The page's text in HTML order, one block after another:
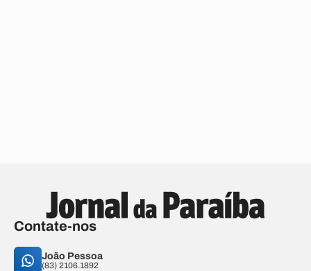
Contate-nos
João Pessoa
(83) 2106.1892